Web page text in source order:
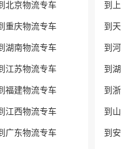
北京物流专车
重庆物流专车
湖南物流专车
江苏物流专车
福建物流专车
江西物流专车
广东物流专车
到
到
到
到
到
到
到